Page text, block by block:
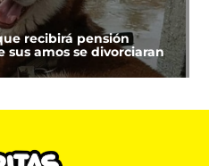
recibirá pensión
amos se divorciaran